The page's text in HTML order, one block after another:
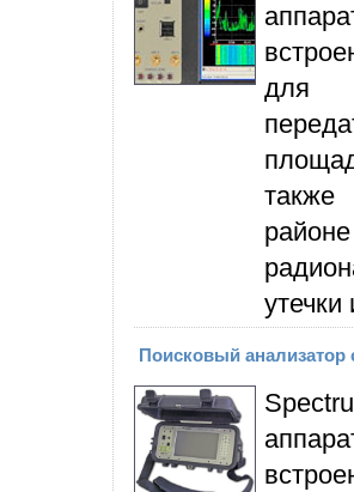
для
также
Поисковый анализатор